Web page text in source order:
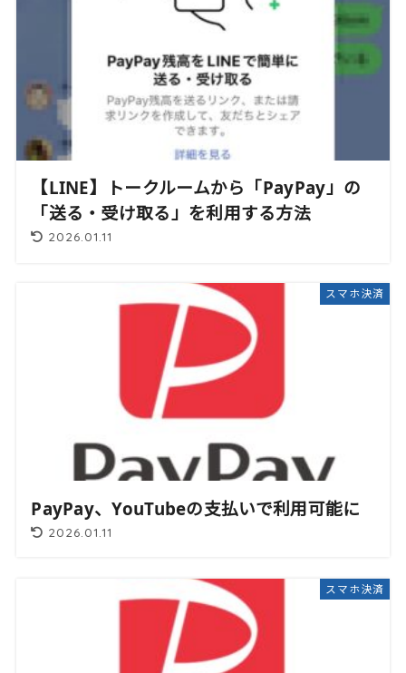
【LINE】トークルームから「PayPay」の
「送る・受け取る」を利用する方法
2026.01.11
スマホ決済
PayPay、YouTubeの支払いで利用可能に
2026.01.11
スマホ決済